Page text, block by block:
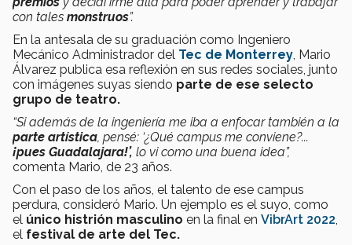
con tales monstruos”.
En la antesala de su graduación como Ingeniero
Mecánico Administrador del Tec de Monterrey , Mario
Álvarez publica esa reflexión en sus redes sociales, junto
con imágenes suyas siendo parte de ese selecto
grupo de teatro.
“Si además de la ingeniería me iba a enfocar también a la
parte artística , pensé: ‘¿Qué campus me conviene?...
¡pues Guadalajara!’, lo vi como una buena idea”,
comenta Mario, de 23 años.
Con el paso de los años, el talento de ese campus
perdura, consideró Mario. Un ejemplo es el suyo, como
el único histrión masculino en la final en VibrArt 2022
el festival de arte del Tec.